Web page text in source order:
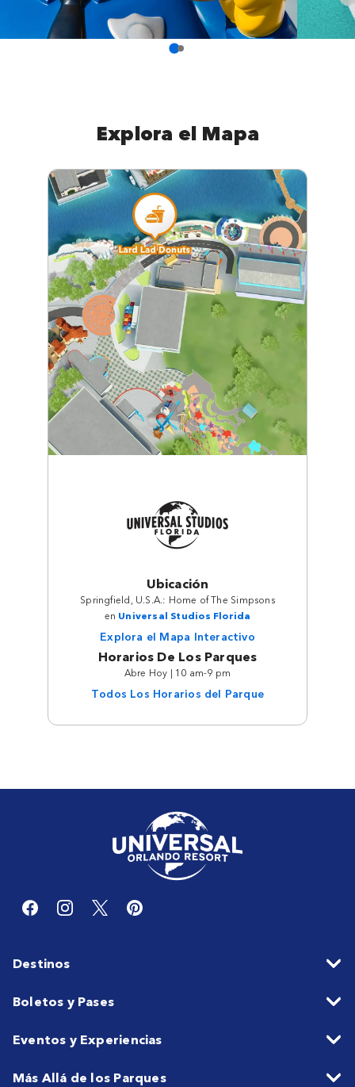
Explora el Mapa
Ubicación
Springfield, U.S.A.: Home of The Simpsons
en Universal Studios Florida
Explora el Mapa Interactivo
Horarios De Los Parques
Abre Hoy | 10 am-9 pm
Todos Los Horarios del Parque
Destinos
Boletos y Pases
Eventos y Experiencias
Más Allá de los Parques